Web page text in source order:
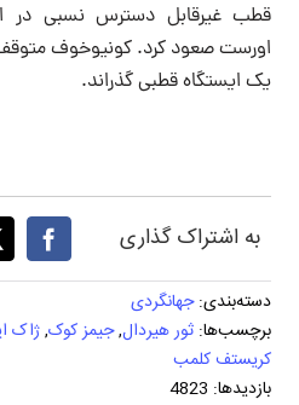
قطب غیرقابل دسترس نسبی در
یک ایستگاه قطبی گذراند.
به اشتراک گذاری
دسته‌بندی:جهانگردی
برچسب‌ها: ثور هیردال,جیمز کوک,ژاک
کریستف کلمب
بازدیدها: 4823